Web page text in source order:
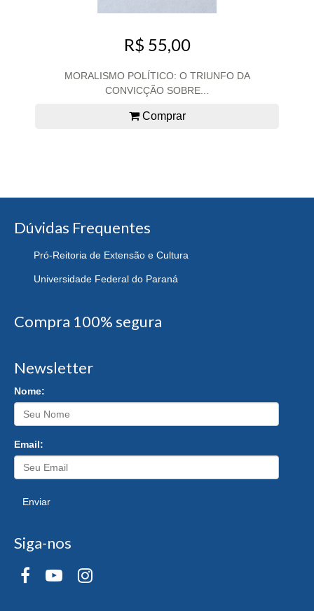
R$ 55,00
MORALISMO POLÍTICO: O TRIUNFO DA
CONVICÇÃO SOBRE...
Comprar
Dúvidas Frequentes
Pró-Reitoria de Extensão e Cultura
Universidade Federal do Paraná
Compra 100% segura
Newsletter
Nome:
Email:
Enviar
Siga-nos